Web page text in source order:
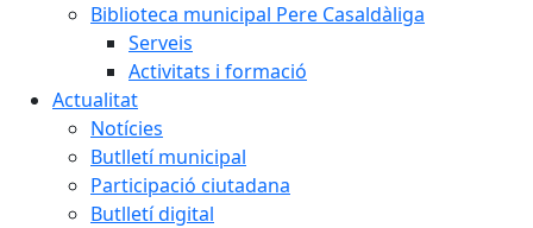
Biblioteca municipal Pere Casaldàliga
Serveis
Activitats i formació
Actualitat
Notícies
Butlletí municipal
Participació ciutadana
Butlletí digital